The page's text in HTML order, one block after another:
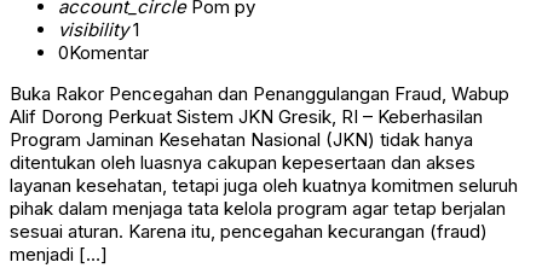
account_circlePom py
visibility1
0Komentar
Buka Rakor Pencegahan dan Penanggulangan Fraud, Wabup
Alif Dorong Perkuat Sistem JKN Gresik, RI – Keberhasilan
Program Jaminan Kesehatan Nasional (JKN) tidak hanya
ditentukan oleh luasnya cakupan kepesertaan dan akses
layanan kesehatan, tetapi juga oleh kuatnya komitmen seluruh
pihak dalam menjaga tata kelola program agar tetap berjalan
sesuai aturan. Karena itu, pencegahan kecurangan (fraud)
menjadi […]